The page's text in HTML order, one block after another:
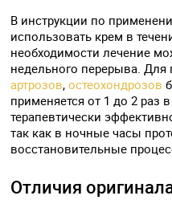
В инструкции по
использовать крем в
необходимости лечение
недельного перерыва.
артрозов,остеохондрозов
применяется от 1 до 2 раз
терапевтически
так как в ночные часы
восстановительные
Отличия